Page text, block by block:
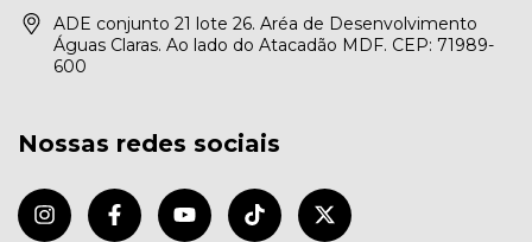
ADE conjunto 21 lote 26. Aréa de Desenvolvimento
Águas Claras. Ao lado do Atacadão MDF. CEP: 71989-
600
Nossas redes sociais